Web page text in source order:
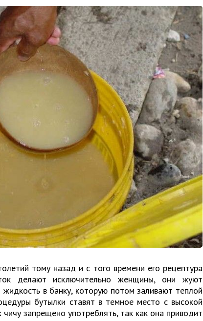
тому назад и с того времени его рецептура
делают исключительно женщины, они жуют
жидкость в банку, которую потом заливают теплой
бутылки ставят в темное место с высокой
запрещено употреблять, так как она приводит